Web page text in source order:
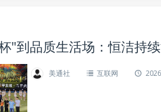
"到品质生活场：恒洁持
美通社 互联网